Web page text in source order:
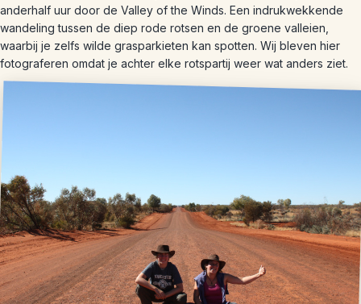
anderhalf uur door de Valley of the Winds. Een indrukwekkende
wandeling tussen de diep rode rotsen en de groene valleien,
waarbij je zelfs wilde grasparkieten kan spotten. Wij bleven hier
fotograferen omdat je achter elke rotspartij weer wat anders ziet.